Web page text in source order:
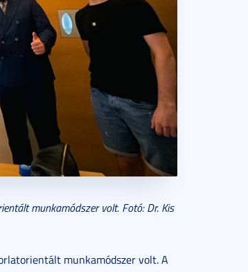
munkamódszer volt. Fotó: Dr. Kis
munkamódszer volt. A